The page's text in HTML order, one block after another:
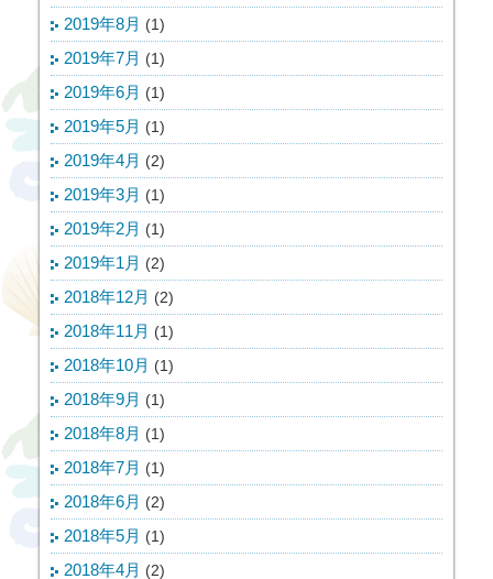
2019年8月 (1)
2019年7月 (1)
2019年6月 (1)
2019年5月 (1)
2019年4月 (2)
2019年3月 (1)
2019年2月 (1)
2019年1月 (2)
2018年12月 (2)
2018年11月 (1)
2018年10月 (1)
2018年9月 (1)
2018年8月 (1)
2018年7月 (1)
2018年6月 (2)
2018年5月 (1)
2018年4月 (2)